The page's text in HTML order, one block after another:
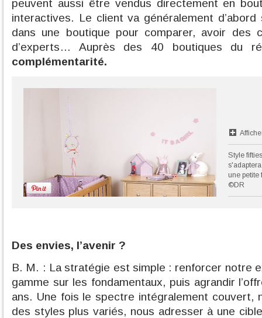
peuvent aussi être vendus directement en
interactives. Le client va généralement
dans une boutique pour comparer, avoir des
d’experts… Auprès des 40 boutiques du
complémentarité.
Style
une petite
©DR
Des envies, l’avenir ?
B. M. : La stratégie est simple : renforcer notre
gamme sur les fondamentaux, puis agrandir
ans. Une fois le spectre intégralement couvert,
des styles plus variés, nous adresser à une